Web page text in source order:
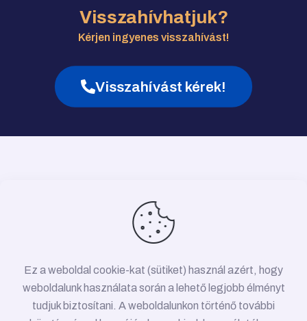
Visszahívhatjuk?
Kérjen ingyenes visszahívást!
Visszahívást kérek!
Ez a weboldal cookie-kat (sütiket) használ azért, hogy
weboldalunk használata során a lehető legjobb élményt
tudjuk biztosítani. A weboldalunkon történő további